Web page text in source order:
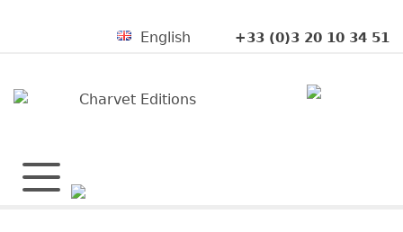
+33 (0)3 20 10 34 51
English